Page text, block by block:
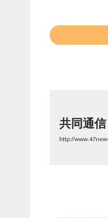
共同通
http://